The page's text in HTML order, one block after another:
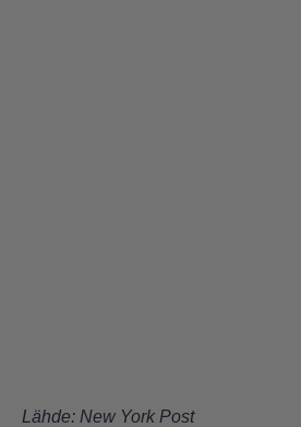
Lähde: New York Post